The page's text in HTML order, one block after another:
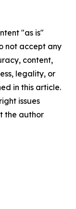
"as is"
not accept any
content,
legality, or
in this article.
issues
the author